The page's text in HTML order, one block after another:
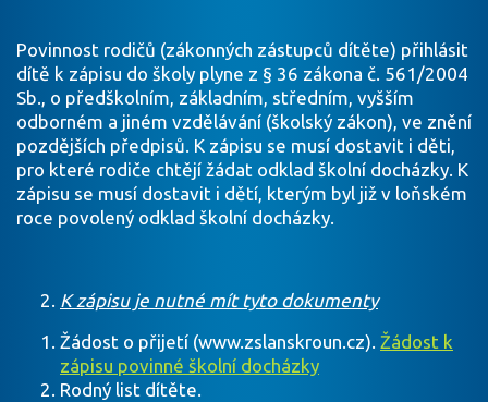
Povinnost rodičů (zákonných zástupců dítěte) přihlásit
dítě k zápisu do školy plyne z § 36 zákona č. 561/2004
Sb., o předškolním, základním, středním, vyšším
odborném a jiném vzdělávání (školský zákon), ve znění
pozdějších předpisů. K zápisu se musí dostavit i děti,
pro které rodiče chtějí žádat odklad školní docházky. K
zápisu se musí dostavit i dětí, kterým byl již v loňském
roce povolený odklad školní docházky.
K zápisu je nutné mít tyto dokumenty
Žádost o přijetí (www.zslanskroun.cz). Žádost k
zápisu povinné školní docházky
Rodný list dítěte.